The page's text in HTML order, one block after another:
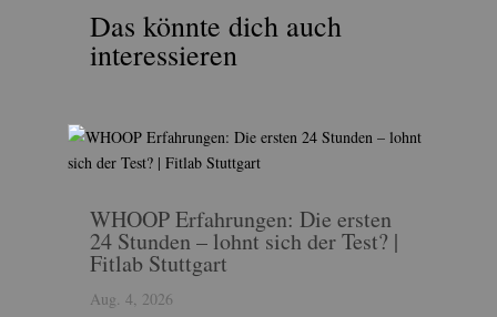
Das könnte dich auch
interessieren
WHOOP Erfahrungen: Die ersten
24 Stunden – lohnt sich der Test? |
Fitlab Stuttgart
Aug. 4, 2026